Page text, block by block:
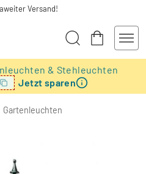
Versand!
& Stehleuchten
Jetzt sparen
Gartenleuchten